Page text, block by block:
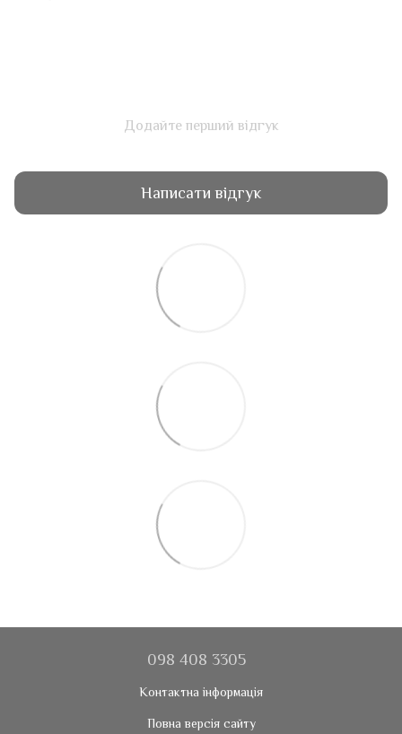
Додайте перший відгук
Написати відгук
098 408 3305
Контактна інформація
Повна версія сайту